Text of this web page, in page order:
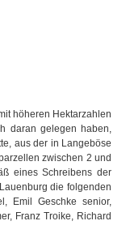
höheren Hektarzahlen
daran gelegen haben,
aus der in Langeböse
zwischen 2 und
eines Schreibens der
die folgenden
Emil Geschke senior,
Franz Troike, Richard